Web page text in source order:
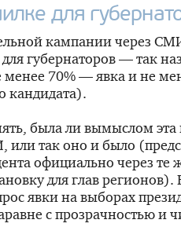
для
кампании через
губернаторов — так
менее 70% — явка и не
кандидата).
была ли вымыслом
так оно и было
официально через
для глав регионов).
явки на выборах
с прозрачностью и